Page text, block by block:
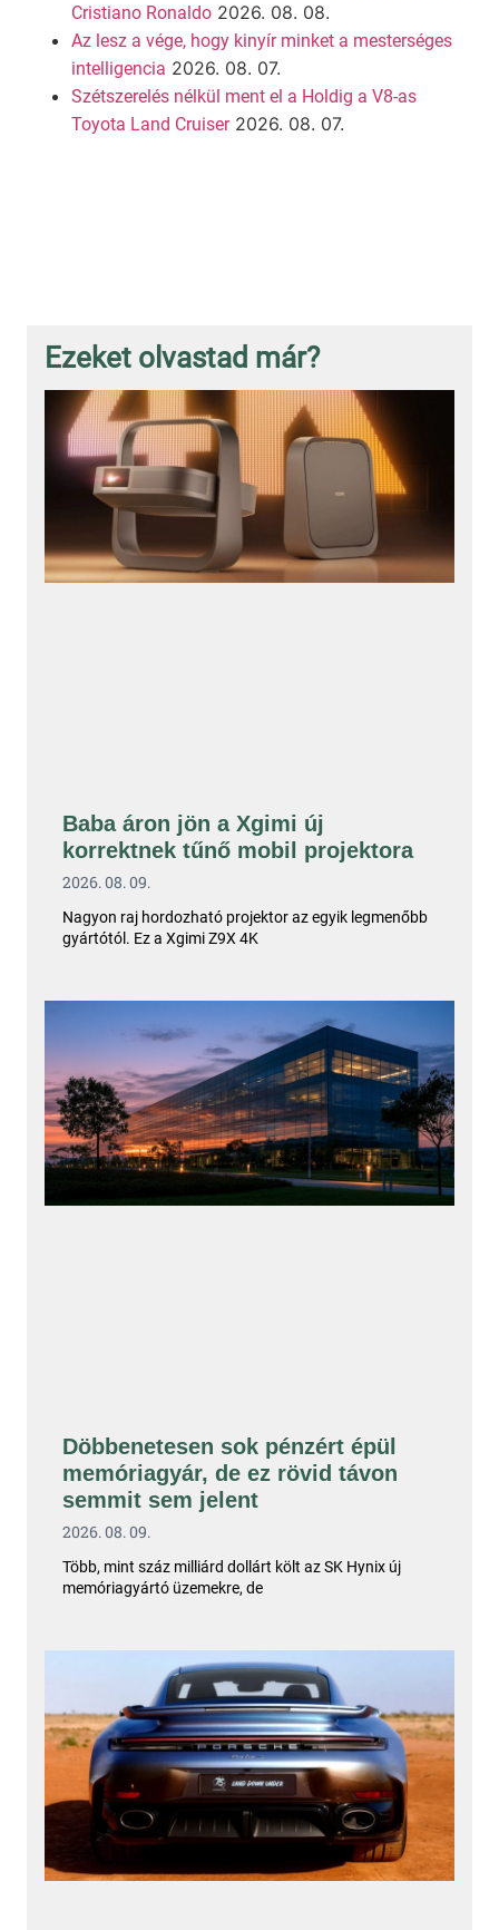
Cristiano Ronaldo 2026. 08. 08.
Az lesz a vége, hogy kinyír minket a mesterséges
intelligencia 2026. 08. 07.
Szétszerelés nélkül ment el a Holdig a V8-as
Toyota Land Cruiser 2026. 08. 07.
Ezeket olvastad már?
Baba áron jön a Xgimi új
korrektnek tűnő mobil projektora
2026. 08. 09.
Nagyon raj hordozható projektor az egyik legmenőbb
gyártótól. Ez a Xgimi Z9X 4K
Döbbenetesen sok pénzért épül
memóriagyár, de ez rövid távon
semmit sem jelent
2026. 08. 09.
Több, mint száz milliárd dollárt költ az SK Hynix új
memóriagyártó üzemekre, de